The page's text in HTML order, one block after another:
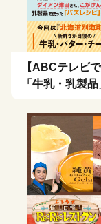
【ABCテレビ
「牛乳・乳製品